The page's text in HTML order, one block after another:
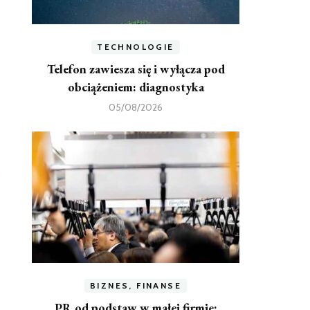
TECHNOLOGIE
Telefon zawiesza się i wyłącza pod
obciążeniem: diagnostyka
05/08/2026
BIZNES, FINANSE